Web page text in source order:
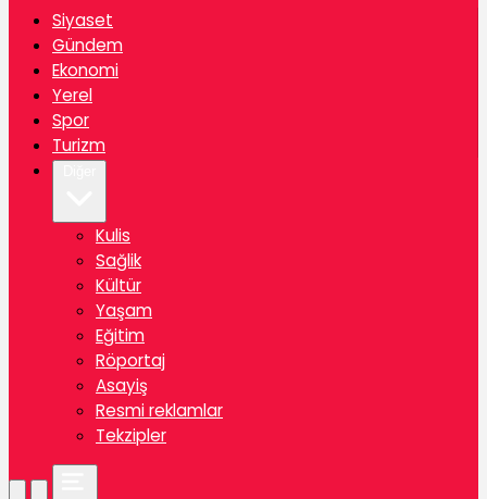
Siyaset
Gündem
Ekonomi
Yerel
Spor
Turizm
Kulis
Sağlik
Kültür
Yaşam
Eğitim
Röportaj
Asayiş
Resmi reklamlar
Tekzipler